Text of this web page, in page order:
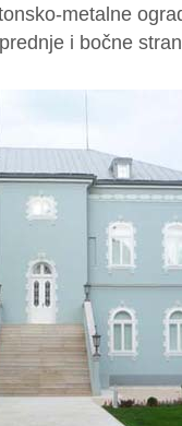
metalne
i bočne